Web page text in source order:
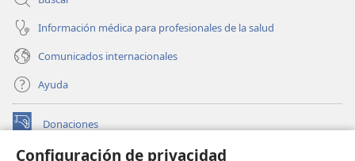
Configuración de privacidad
Información médica para profesionales de la salud
Comunicados internacionales
Ayuda
Donaciones
(abre